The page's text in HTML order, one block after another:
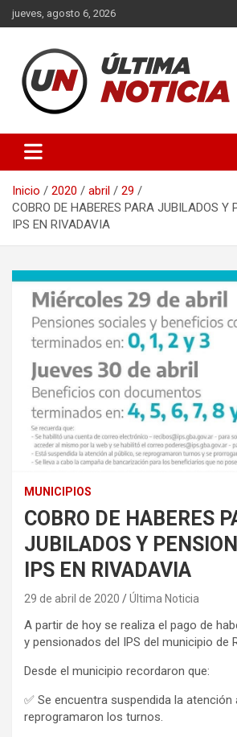
Saltar
al
jueves, agosto 6, 2026
Ultima Noticia BA
La Matanza en nuestro portal de noticias.
sobre política, economía, sociedad y
Inicio
2020 abril
29
COBRO DE HABERES PARA JUBILADOS Y
IPS EN RIVADAVIA
MUNICIPIOS
COBRO DE HABERES
JUBILADOS Y
IPS EN RIVADAVIA
29 de abril de 2020 Última Noticia
A partir de hoy se realiza el pago de
y pensionados del IPS del municipio de
Desde el municipio recordaron que:
✅ Se encuentra suspendida la atención
reprogramaron los turnos.